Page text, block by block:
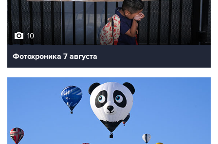
10
Фотохроника 7 августа